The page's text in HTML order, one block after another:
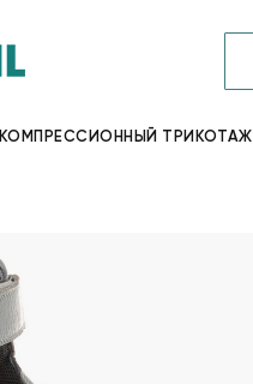
КОМПРЕССИОННЫЙ ТРИКОТАЖ